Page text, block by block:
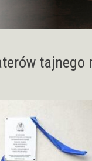
tajnego